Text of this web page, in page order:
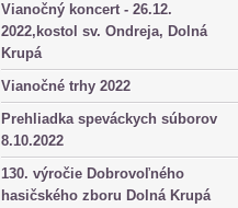
Vianočný koncert - 26.12.
2022,kostol sv. Ondreja, Dolná
Krupá
Vianočné trhy 2022
Prehliadka speváckych súborov
8.10.2022
130. výročie Dobrovoľného
hasičského zboru Dolná Krupá